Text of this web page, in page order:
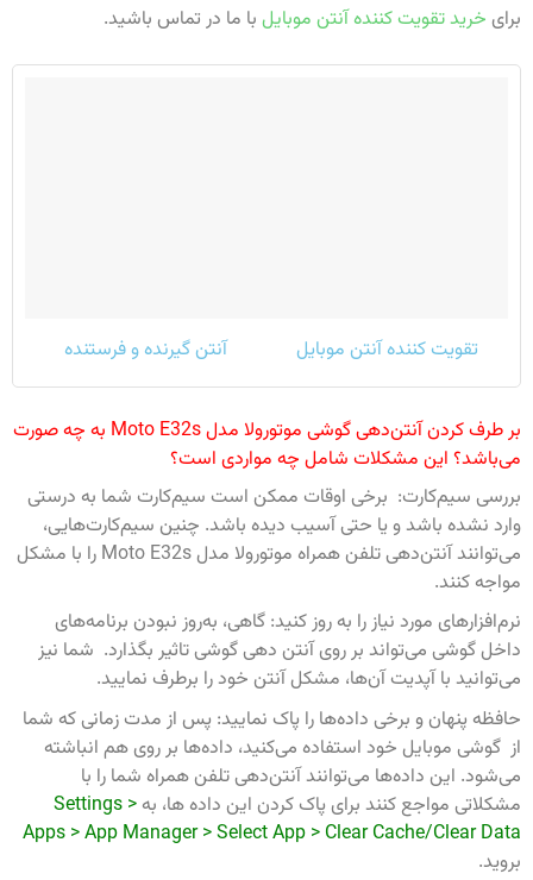
برای خرید تقویت کننده آنتن موبایل با ما در تماس باشید.
تقویت کننده آنتن موبایل آنتن گیرنده و فرستنده
بر طرف کردن آنتن‌دهی گوشی موتورولا مدل Moto E32s به چه صورت
می‌باشد؟ این مشکلات شامل چه مواردی است؟
بررسی سیم‌کارت: برخی اوقات ممکن است سیم‌کارت شما به درستی
وارد نشده باشد و یا حتی آسیب دیده باشد. چنین سیم‌کارت‌هایی،
می‌توانند آنتن‌دهی تلفن همراه موتورولا مدل Moto E32s را با مشکل
مواجه کنند.
نرم‌افزارهای مورد نیاز را به روز کنید: گاهی، به‌روز نبودن برنامه‌های
داخل گوشی می‌تواند بر روی آنتن دهی گوشی تاثیر بگذارد. شما نیز
می‌توانید با آپدیت آن‌ها، مشکل آنتن خود را برطرف نمایید.
حافظه پنهان و برخی داده‌ها را پاک نمایید: پس از مدت زمانی که شما
از گوشی موبایل خود استفاده می‌کنید، داده‌ها بر روی هم انباشته
می‌شود. این داده‌ها می‌توانند آنتن‌دهی تلفن همراه شما را با
مشکلاتی مواجع کنند برای پاک کردن این داده ها، بهSettings >
Apps > App Manager > Select App > Clear Cache/Clear Data
بروید.